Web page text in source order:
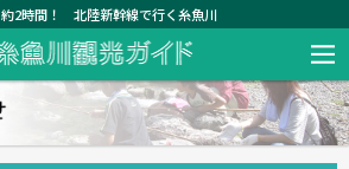
2時間！ 北陸新幹線で行く糸魚川